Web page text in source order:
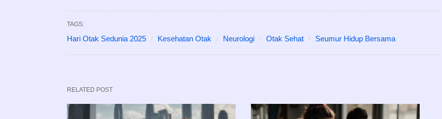
TAGS:
Hari Otak Sedunia 2025 Kesehatan Otak Neurologi Otak Sehat Seumur Hidup Bersama
RELATED POST